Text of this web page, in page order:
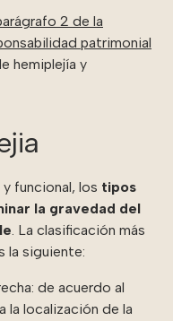
2 de la
patrimonial
hemiplejía y
funcional, los tipos
la gravedad del
. La clasificación más
la siguiente:
de acuerdo al
localización de la